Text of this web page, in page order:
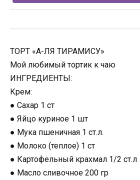
ТОРТ «А-ЛЯ ТИРАМИСУ»
Мой любимый тортик к чаю
ИНГРЕДИЕНТЫ:
Крем:
● Сахар 1 ст
● Яйцо куриное 1 шт
● Мука пшеничная 1 ст.л.
● Молоко (теплое) 1 ст
● Картофельный крахмал 1/2 ст.л
● Масло сливочное 200 гр